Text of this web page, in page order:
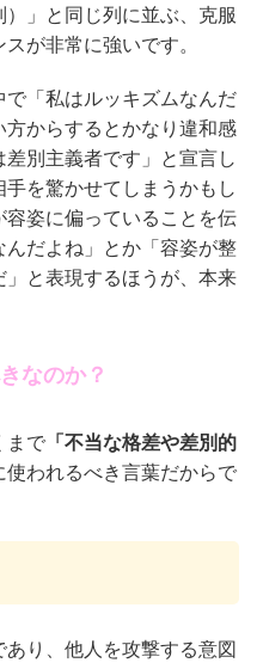
」と同じ列に並ぶ、克服
が非常に強いです。
「私はルッキズムなんだ
からするとかなり違和感
別主義者です」と宣言し
を驚かせてしまうかもし
姿に偏っていることを伝
だよね」とか「容姿が整
と表現するほうが、本来
なのか？
まで 「不当な格差や差別的
使われるべき言葉だからで
り、他人を攻撃する意図